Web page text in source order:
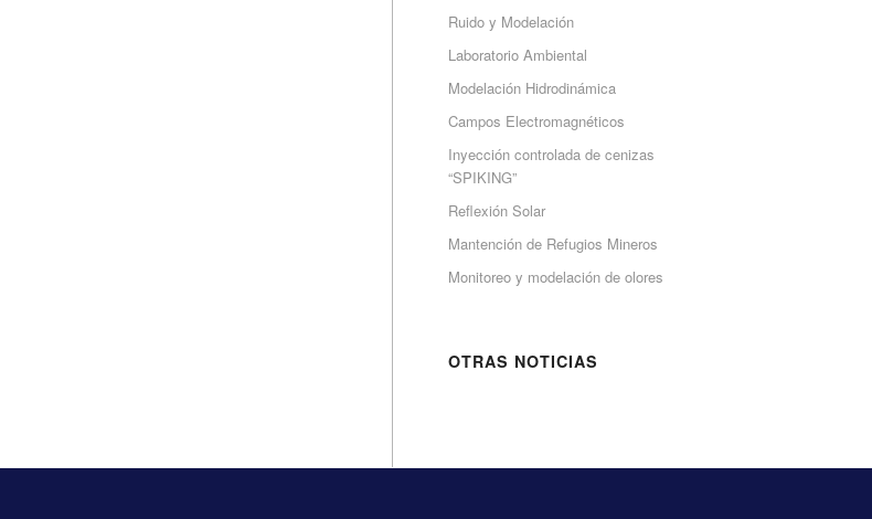
Ruido y Modelación
Laboratorio Ambiental
Modelación Hidrodinámica
Campos Electromagnéticos
Inyección controlada de cenizas
“SPIKING”
Reflexión Solar
Mantención de Refugios Mineros
Monitoreo y modelación de olores
OTRAS NOTICIAS